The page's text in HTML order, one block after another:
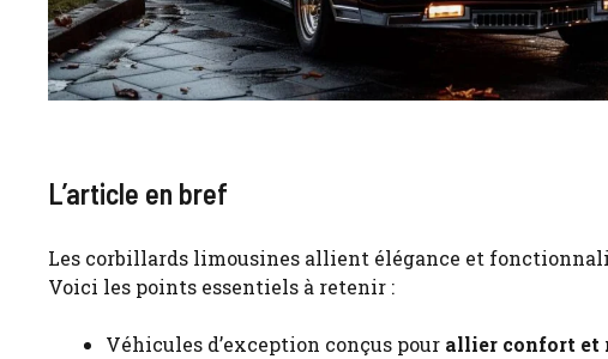
L’article en bref
Les corbillards limousines allient élégance et
Voici les points essentiels à retenir :
Véhicules d’exception conçus pour allier confort et